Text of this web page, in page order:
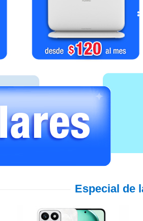
Especial de